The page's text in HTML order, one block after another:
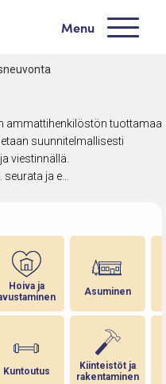
Menu
ammattihenkilöstön tuottamaa
suunnitelmallisesti
viestinnällä.
ja e…
Hoiva ja
Kuntoutus
Asuminen
Kiinteistöt ja
rakentaminen